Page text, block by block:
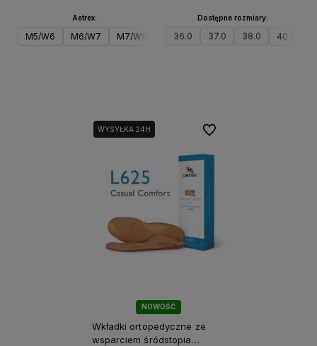
Aetrex:
M5/W6 M6/W7 M7/W8
Dostępne rozmiary:
36.0 37.0 38.0 40.0
NOWOŚĆ
WYSYŁKA 24H
Wkładki ortopedyczne ze
wsparciem śródstopia
Do ulubionych